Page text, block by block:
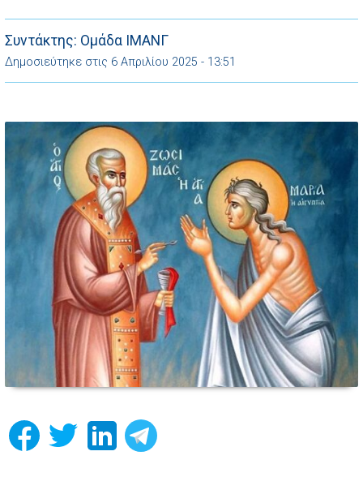
ραθύμων και αμαρτωλών σε μετάνοια. Όταν ήταν δώδεκα
ετών η αγία, έφυγε μακριά από τους γονείς της και […]
Συντάκτης: Ομάδα ΙΜΑΝΓ
Δημοσιεύτηκε στις 6 Απριλίου 2025 - 13:51